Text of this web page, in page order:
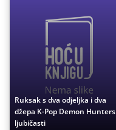
Ruksak s dva odjeljka i dva
džepa K-Pop Demon Hunters
ljubičasti